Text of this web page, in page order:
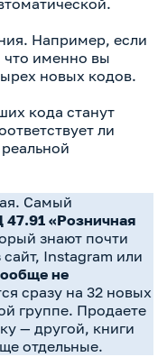
Например, если
что именно вы
новых кодов.
кода станут
ли
Самый
«Розничная
знают почти
Instagram или
не
сразу на 32 новых
группе. Продаете
— другой, книги
отдельные.